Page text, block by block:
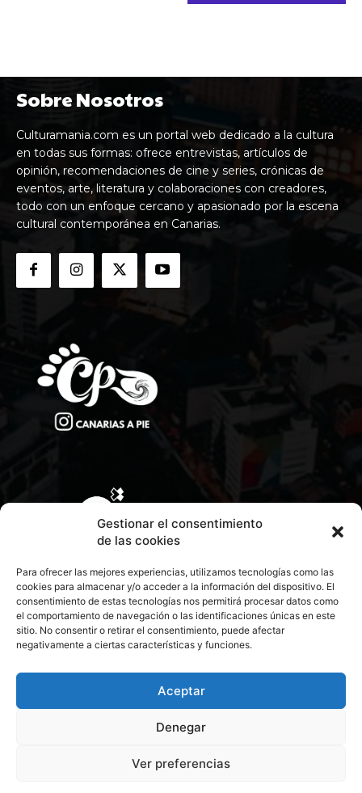
Gestionar el consentimiento
de las cookies
Para ofrecer las mejores experiencias, utilizamos tecnologías como las
cookies para almacenar y/o acceder a la información del dispositivo. El
consentimiento de estas tecnologías nos permitirá procesar datos como
el comportamiento de navegación o las identificaciones únicas en este
sitio. No consentir o retirar el consentimiento, puede afectar
negativamente a ciertas características y funciones.
Aceptar
Denegar
Ver preferencias
Sobre Nosotros
Culturamania.com es un portal web dedicado a la cultura
en todas sus formas: ofrece entrevistas, artículos de
opinión, recomendaciones de cine y series, crónicas de
eventos, arte, literatura y colaboraciones con creadores,
todo con un enfoque cercano y apasionado por la escena
cultural contemporánea en Canarias.
CONTACTA CON NOSOTROS